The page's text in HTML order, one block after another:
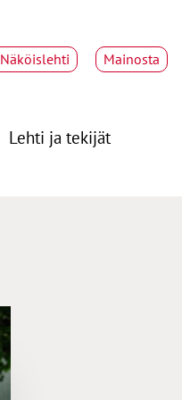
Näköislehti Mainosta
Lehti ja tekijät